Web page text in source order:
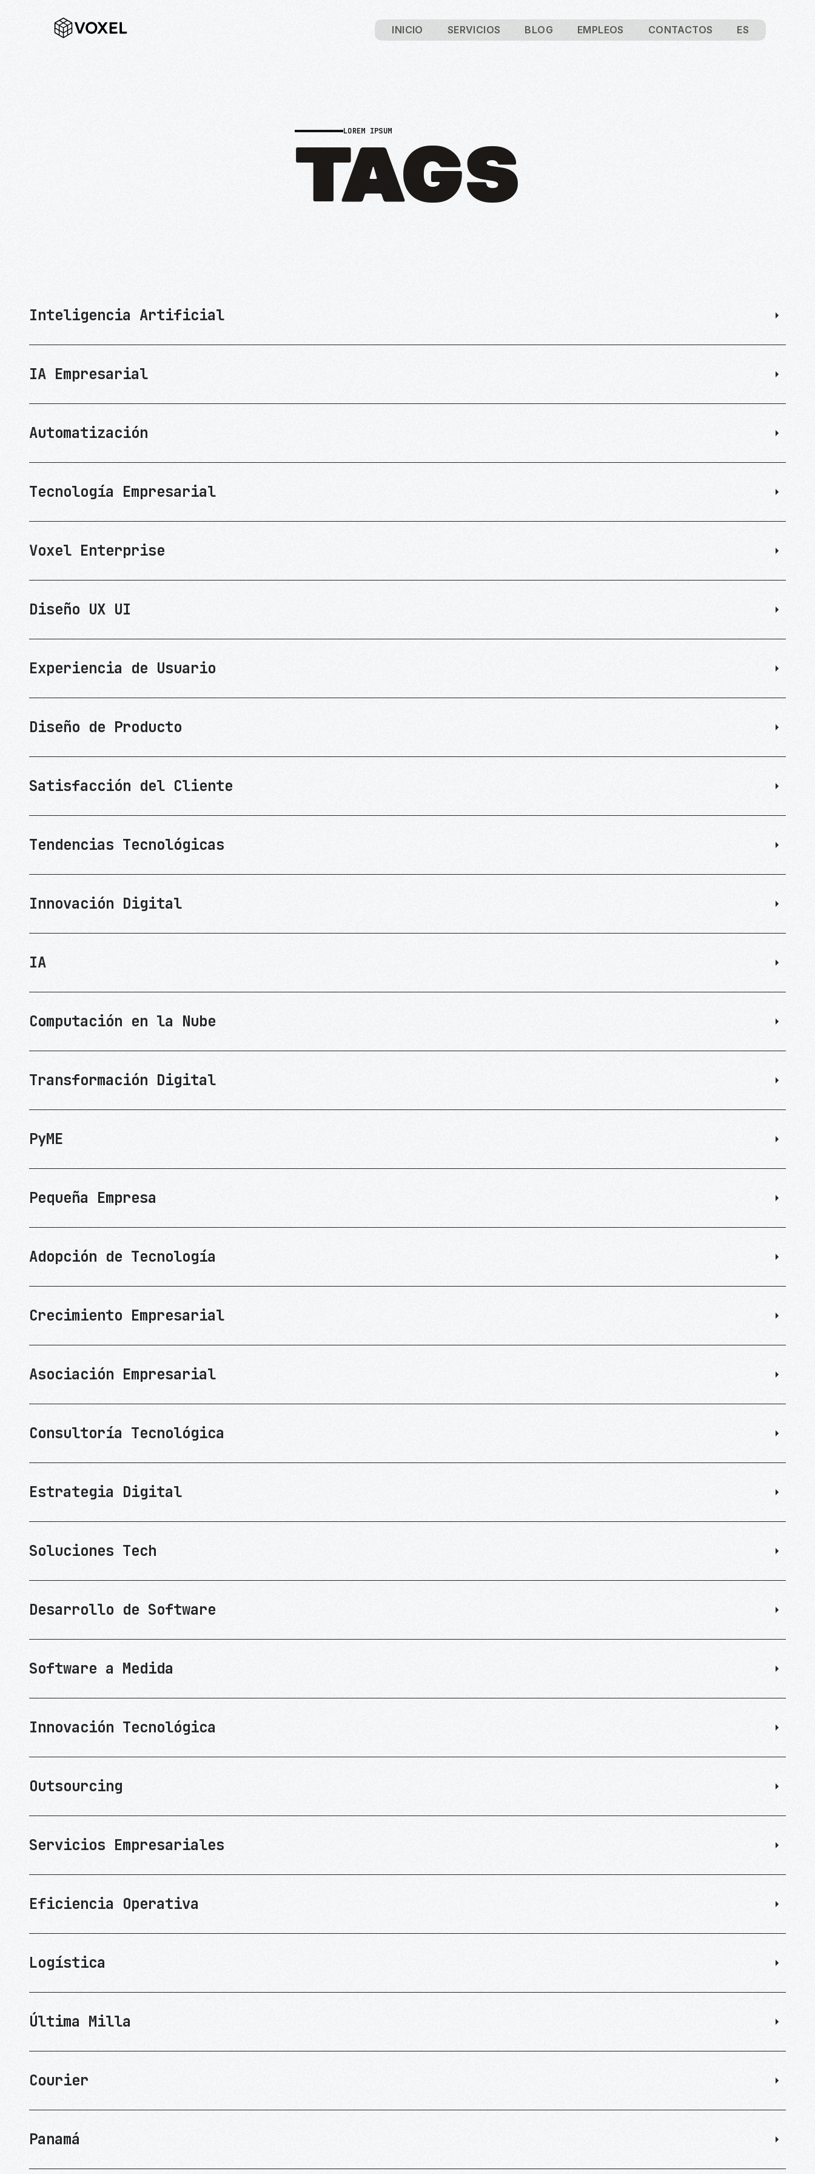
INICIO SERVICIOS BLOG EMPLEOS CONTACTOS ES
LOREM IPSUM
TAGS
Inteligencia Artificial
IA Empresarial
Automatización
Tecnología Empresarial
Voxel Enterprise
Diseño UX UI
Experiencia de Usuario
Diseño de Producto
Satisfacción del Cliente
Tendencias Tecnológicas
Innovación Digital
IA
Computación en la Nube
Transformación Digital
PyME
Pequeña Empresa
Adopción de Tecnología
Crecimiento Empresarial
Asociación Empresarial
Consultoría Tecnológica
Estrategia Digital
Soluciones Tech
Desarrollo de Software
Software a Medida
Innovación Tecnológica
Outsourcing
Servicios Empresariales
Eficiencia Operativa
Logística
Última Milla
Courier
Panamá